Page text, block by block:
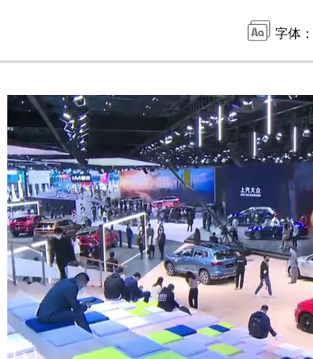
字体：